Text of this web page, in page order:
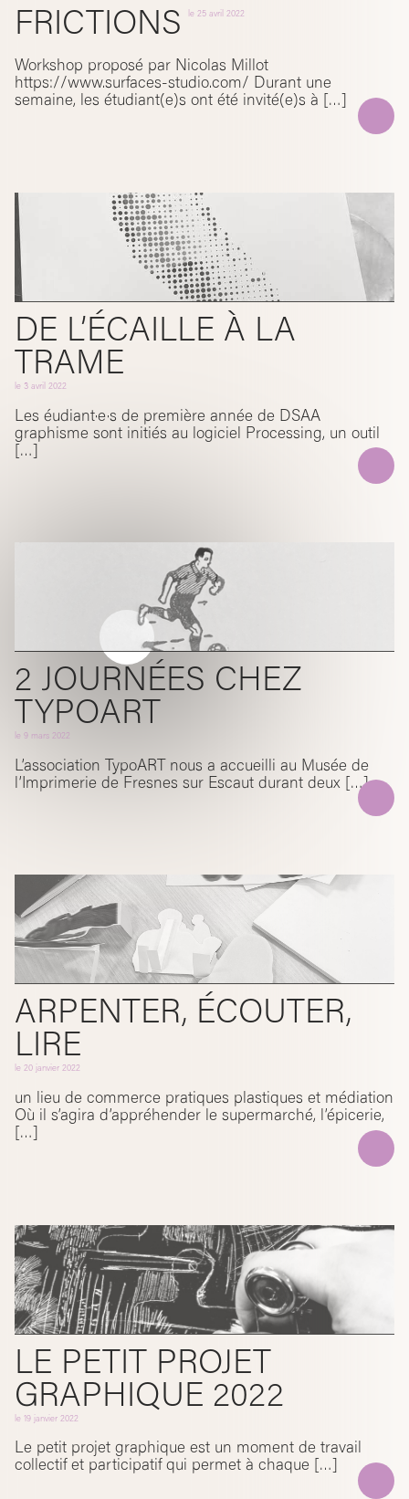
FRICTIONS le25 avril 2022
Workshop proposé par Nicolas Millot
https://www.surfaces-studio.com/ Durant une
semaine, les étudiant(e)s ont été invité(e)s à […]
DE L’ÉCAILLE À LA
TRAME
le 3 avril 2022
Les éudiant·e·s de première année de DSAA
graphisme sont initiés au logiciel Processing, un outil
[…]
2 JOURNÉES CHEZ
TYPOART
le 9 mars 2022
L’association TypoART nous a accueilli au Musée de
l’Imprimerie de Fresnes sur Escaut durant deux […]
ARPENTER, ÉCOUTER,
LIRE
le 20 janvier 2022
un lieu de commerce pratiques plastiques et médiation
Où il s’agira d’appréhender le supermarché, l’épicerie,
[…]
LE PETIT PROJET
GRAPHIQUE 2022
le 19 janvier 2022
Le petit projet graphique est un moment de travail
collectif et participatif qui permet à chaque […]